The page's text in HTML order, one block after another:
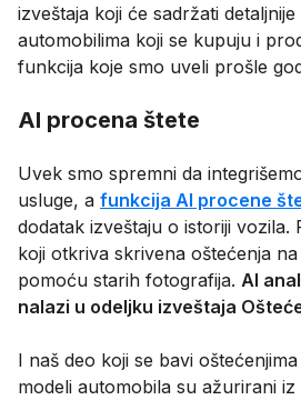
izveštaja koji će sadržati
automobilima koji se kupuju i
funkcija koje smo uveli prošle
AI procena štete
Uvek smo spremni da
usluge, a funkcija AI procene
dodatak izveštaju o istoriji vozila.
koji otkriva skrivena oštećenja
pomoću starih fotografija. AI
nalazi u odeljku izveštaja
I naš deo koji se bavi
modeli automobila su ažurirani